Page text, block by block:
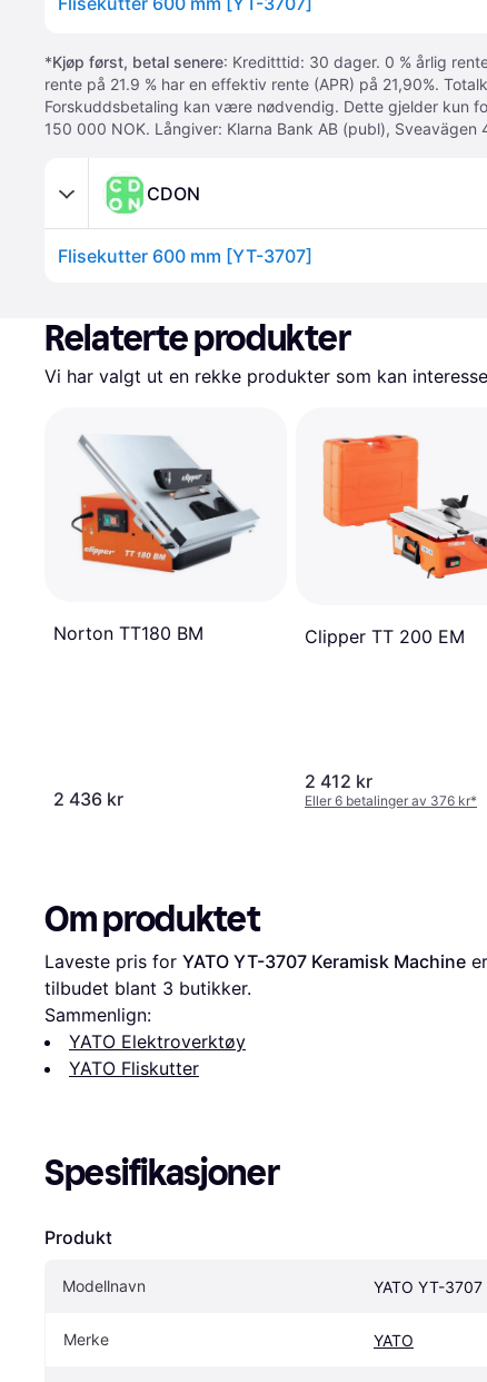
*Kjøp først, betal senere: Kreditttid: 30 dager. 0 % årlig
rente på 21.9 % har en effektiv rente (APR) på 21,90%.
Forskuddsbetaling kan være nødvendig. Dette gjelder kun
150 000 NOK. Långiver: Klarna Bank AB (publ),
CDON
Flisekutter 600 mm [YT-3707]
Relaterte produkter
Vi har valgt ut en rekke produkter som kan
Norton TT180 BM
2 436 kr
Clipper TT 200 EM
2 412 kr
Eller 6 betalinger av 376 kr*
Om produktet
Laveste pris for YATO YT-3707 Keramisk Machine er
tilbudet blant 3 butikker.
Sammenlign:
YATO Elektroverktøy
YATO Fliskutter
Spesifikasjoner
Produkt
Modellnavn YATO YT-
Merke YATO